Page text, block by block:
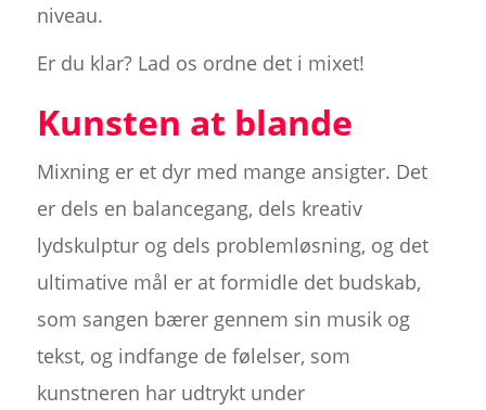
niveau.
Er du klar? Lad os ordne det i mixet!
Kunsten at blande
Mixning er et dyr med mange ansigter. Det
er dels en balancegang, dels kreativ
lydskulptur og dels problemløsning, og det
ultimative mål er at formidle det budskab,
som sangen bærer gennem sin musik og
tekst, og indfange de følelser, som
kunstneren har udtrykt under